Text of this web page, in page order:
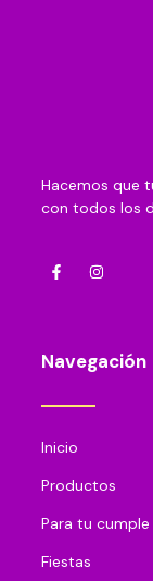
Hacemos que
con todos los
Navegación
Inicio
Productos
Para tu cumple
Fiestas